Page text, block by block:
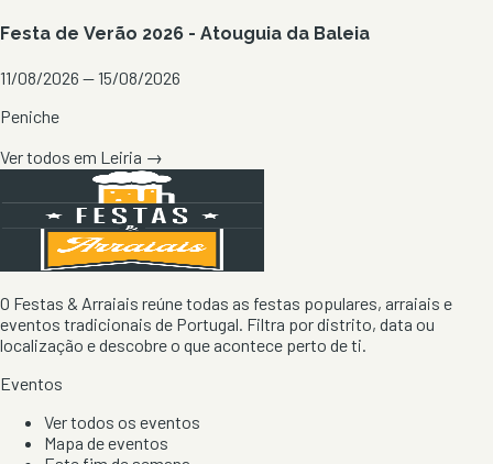
Festa de Verão 2026 - Atouguia da Baleia
11/08/2026 — 15/08/2026
Peniche
Ver todos em Leiria →
O Festas & Arraiais reúne todas as festas populares, arraiais e
eventos tradicionais de Portugal. Filtra por distrito, data ou
localização e descobre o que acontece perto de ti.
Eventos
Ver todos os eventos
Mapa de eventos